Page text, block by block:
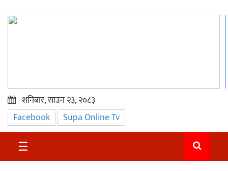
प्रमुख
समाचार
सुदुर
शनिबार, साउन २३, २०८३
Facebook Supa Online Tv
☰